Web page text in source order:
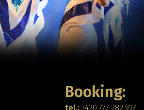
Booking:
tel.: +420 777 282 927